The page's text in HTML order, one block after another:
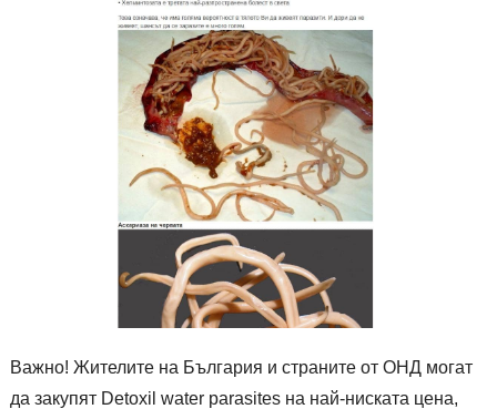
Важно! Жителите на България и страните от ОНД могат
да закупят Detoxil water parasites на най-ниската цена,